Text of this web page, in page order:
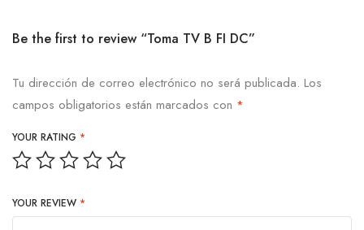
Be the first to review “Toma TV B FI DC”
Tu dirección de correo electrónico no será publicada. Los
campos obligatorios están marcados con *
YOUR RATING *
YOUR REVIEW *